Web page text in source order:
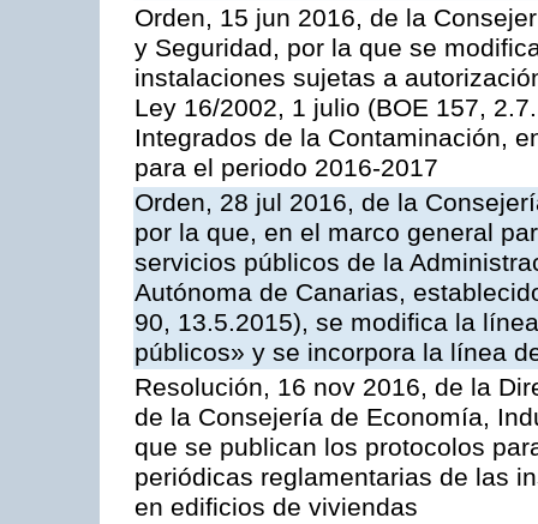
Orden, 15 jun 2016, de la
y Seguridad, por la que se
instalaciones sujetas a
Ley 16/2002, 1 julio (BOE 157,
Integrados de la Contaminación,
para el periodo 2016-2017
Orden, 28 jul 2016, de la
por la que, en el marco general
servicios públicos de la
Autónoma de Canarias,
90, 13.5.2015), se modifica la
públicos» y se incorpora la línea
Resolución, 16 nov 2016, de la
de la Consejería de Economía,
que se publican los protocolos
periódicas reglamentarias de las
en edificios de viviendas